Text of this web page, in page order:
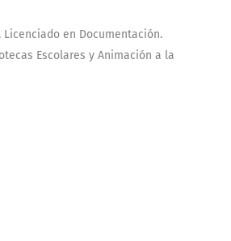
en Documentación.
Escolares y Animación a la